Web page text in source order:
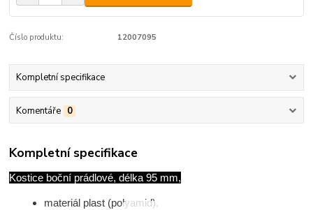
Číslo produktu: 12007095
Kompletní specifikace
Komentáře 0
Kompletní specifikace
Kostice boční prádlové, délka 95 mm,
materiál plast (polyamid),